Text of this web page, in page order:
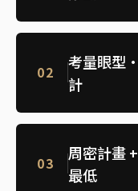
02
考量眼型
計
03
周密計畫
最低